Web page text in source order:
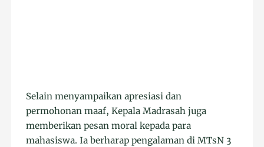
Selain menyampaikan apresiasi dan
permohonan maaf, Kepala Madrasah juga
memberikan pesan moral kepada para
mahasiswa. Ia berharap pengalaman di MTsN 3